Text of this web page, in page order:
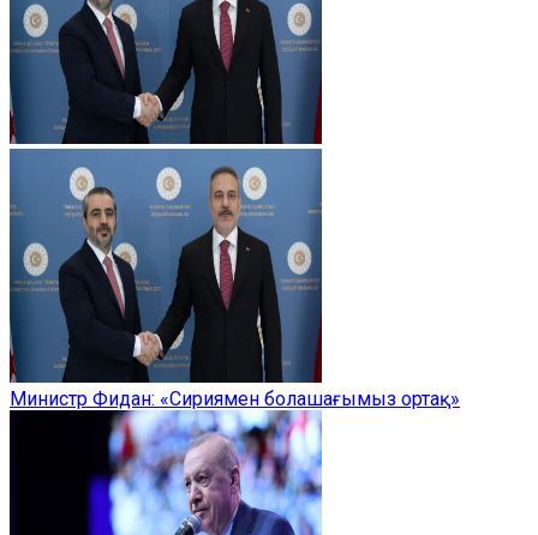
Министр Фидан: «Сириямен болашағымыз ортақ»